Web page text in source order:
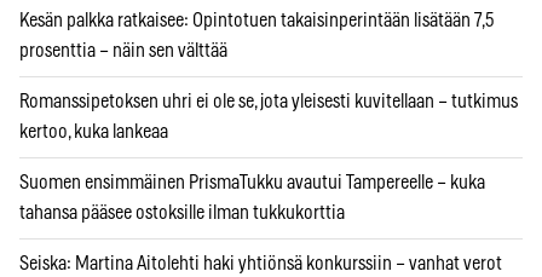
Kesän palkka ratkaisee: Opintotuen takaisinperintään lisätään 7,5
prosenttia – näin sen välttää
Romanssipetoksen uhri ei ole se, jota yleisesti kuvitellaan – tutkimus
kertoo, kuka lankeaa
Suomen ensimmäinen PrismaTukku avautui Tampereelle – kuka
tahansa pääsee ostoksille ilman tukkukorttia
Seiska: Martina Aitolehti haki yhtiönsä konkurssiin – vanhat verot